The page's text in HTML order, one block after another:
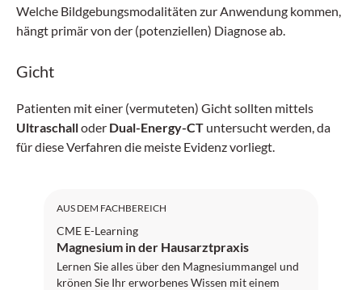
Welche Bildgebungsmodalitäten zur Anwendung kommen,
hängt primär von der (potenziellen) Diagnose ab.
Gicht
Patienten mit einer (vermuteten) Gicht sollten mittels
Ultraschalloder Dual-Energy-CT untersucht werden, da
für diese Verfahren die meiste Evidenz vorliegt.
AUS DEM FACHBEREICH
CME E-Learning
Magnesium in der Hausarztpraxis
Lernen Sie alles über den Magnesiummangel und
krönen Sie Ihr erworbenes Wissen mit einem